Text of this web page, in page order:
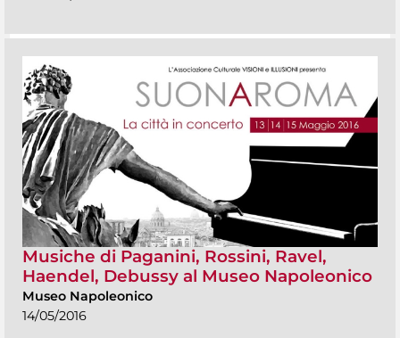
Musiche di Paganini, Rossini, Ravel,
Haendel, Debussy al Museo Napoleonico
Museo Napoleonico
14/05/2016